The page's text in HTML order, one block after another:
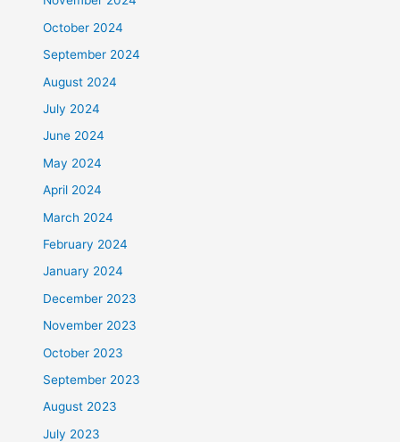
October 2024
September 2024
August 2024
July 2024
June 2024
May 2024
April 2024
March 2024
February 2024
January 2024
December 2023
November 2023
October 2023
September 2023
August 2023
July 2023